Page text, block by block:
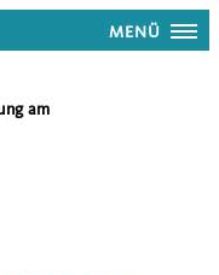
MENÜ
am